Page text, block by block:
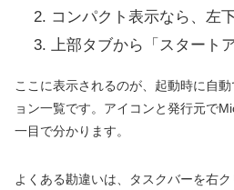
コンパクト表示なら、左
上部タブから「スタート
ここに表示されるのが、起動時に自
ョン一覧です。アイコンと発行元で
一目で分かります。
よくある勘違いは、タスクバーを右